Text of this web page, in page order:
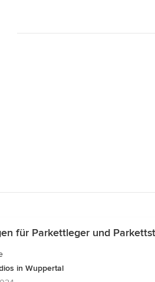
für Parkettleger und
in Wuppertal